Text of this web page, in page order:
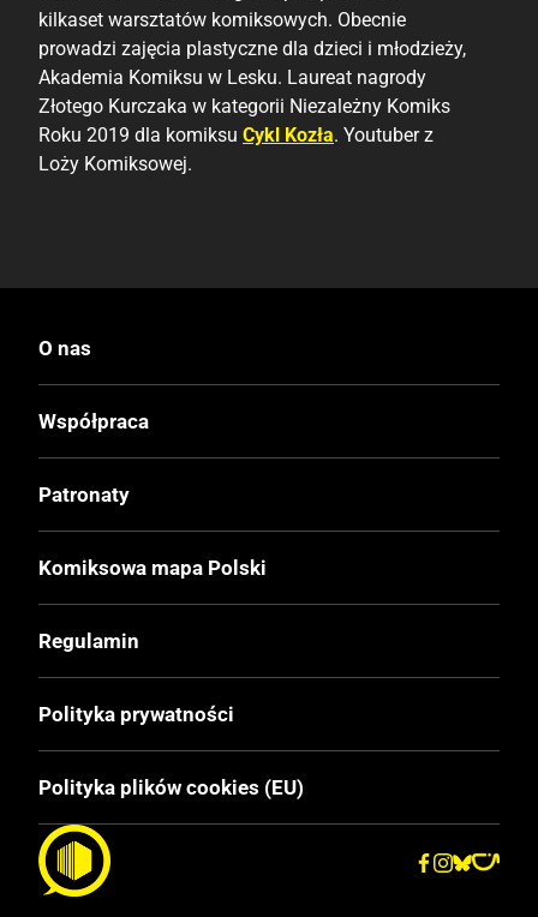
kilkaset warsztatów komiksowych. Obecnie
prowadzi zajęcia plastyczne dla dzieci i młodzieży,
Akademia Komiksu w Lesku. Laureat nagrody
Złotego Kurczaka w kategorii Niezależny Komiks
Roku 2019 dla komiksu Cykl Kozła. Youtuber z
Loży Komiksowej.
O nas
Współpraca
Patronaty
Komiksowa mapa Polski
Regulamin
Polityka prywatności
Polityka plików cookies (EU)